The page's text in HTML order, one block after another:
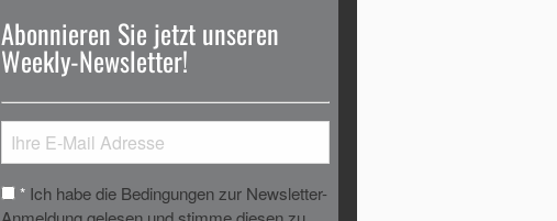
Abonnieren Sie jetzt unseren
Weekly-Newsletter!
* Ich habe die Bedingungen zur Newsletter-